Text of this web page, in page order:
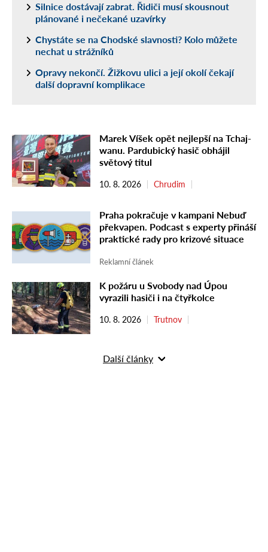
Silnice dostávají zabrat. Řidiči musí skousnout
plánované i nečekané uzavírky
Chystáte se na Chodské slavnosti? Kolo můžete
nechat u strážníků
Opravy nekončí. Žižkovu ulici a její okolí čekají
další dopravní komplikace
Marek Víšek opět nejlepší na Tchaj-
wanu. Pardubický hasič obhájil
světový titul
10. 8. 2026 Chrudim
Praha pokračuje v kampani Nebuď
překvapen. Podcast s experty přináší
praktické rady pro krizové situace
Reklamní článek
K požáru u Svobody nad Úpou
vyrazili hasiči i na čtyřkolce
10. 8. 2026 Trutnov
Další články